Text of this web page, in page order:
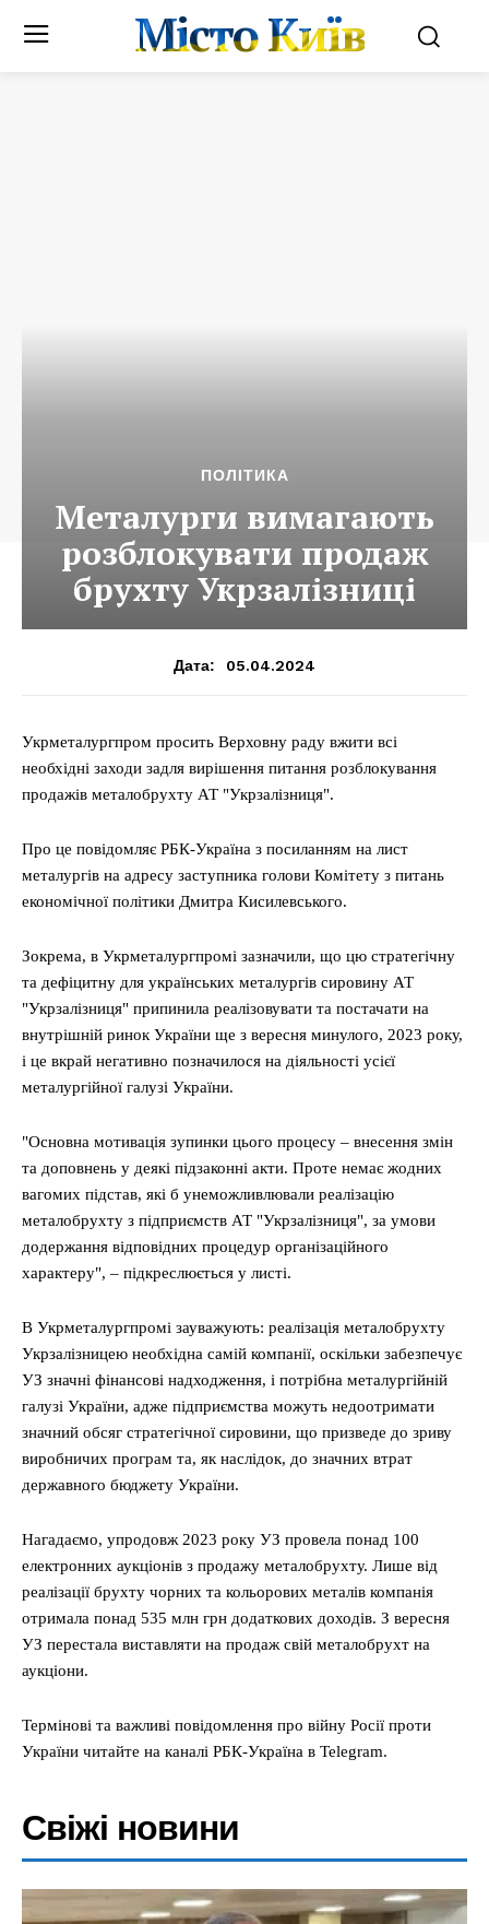
Місто Київ
ПОЛІТИКА
Металурги вимагають
розблокувати продаж
брухту Укрзалізниці
Дата: 05.04.2024
Укрметалургпром просить Верховну раду вжити всі
необхідні заходи задля вирішення питання розблокування
продажів металобрухту АТ "Укрзалізниця".
Про це повідомляє РБК-Україна з посиланням на лист
металургів на адресу заступника голови Комітету з питань
економічної політики Дмитра Кисилевського.
Зокрема, в Укрметалургпромі зазначили, що цю стратегічну
та дефіцитну для українських металургів сировину АТ
"Укрзалізниця" припинила реалізовувати та постачати на
внутрішній ринок України ще з вересня минулого, 2023 року,
і це вкрай негативно позначилося на діяльності усієї
металургійної галузі України.
"Основна мотивація зупинки цього процесу – внесення змін
та доповнень у деякі підзаконні акти. Проте немає жодних
вагомих підстав, які б унеможливлювали реалізацію
металобрухту з підприємств АТ "Укрзалізниця", за умови
додержання відповідних процедур організаційного
характеру", – підкреслюється у листі.
В Укрметалургпромі зауважують: реалізація металобрухту
Укрзалізницею необхідна самій компанії, оскільки забезпечує
УЗ значні фінансові надходження, і потрібна металургійній
галузі України, адже підприємства можуть недоотримати
значний обсяг стратегічної сировини, що призведе до зриву
виробничих програм та, як наслідок, до значних втрат
державного бюджету України.
Нагадаємо, упродовж 2023 року УЗ провела понад 100
електронних аукціонів з продажу металобрухту. Лише від
реалізації брухту чорних та кольорових металів компанія
отримала понад 535 млн грн додаткових доходів. З вересня
УЗ перестала виставляти на продаж свій металобрухт на
аукціони.
Термінові та важливі повідомлення про війну Росії проти
України читайте на каналі РБК-Україна в Telegram.
Свіжі новини